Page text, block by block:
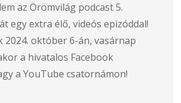
az Örömvilág podcast 5.
egy extra élő, videós epizóddal!
2024. október 6-án, vasárnap
a hivatalos Facebook
aYouTube csatornámon!